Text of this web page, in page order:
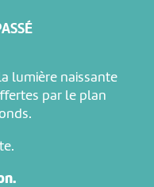
lumière naissante
par le plan